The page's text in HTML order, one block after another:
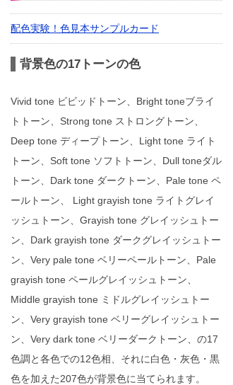
配色実験！色見本サンプルカード
背景色の17トーンの色
Vivid tone ビビッドトーン、Bright toneブライ
トトーン、Strong tone ストロングトーン、
Deep tone ディープトーン、Light tone ライト
トーン、Soft tone ソフトトーン、Dull toneダル
トーン、Dark tone ダークトーン、Pale tone ペ
ールトーン、 Light grayish tone ライトグレイ
ッシュトーン、Grayish tone グレイッシュトー
ン、Dark grayish tone ダークグレイッシュトー
ン、Very pale tone ベリーペールトーン、Pale
grayish tone ペールグレイッシュトーン、
Middle grayish tone ミドルグレイッシュトー
ン、Very grayish tone ベリーグレイッシュトー
ン、Very dark tone ベリーダークトーン、の17
色調と各色での12色相、それに白色・灰色・黒
色を加えた207色が背景色に当てられます。